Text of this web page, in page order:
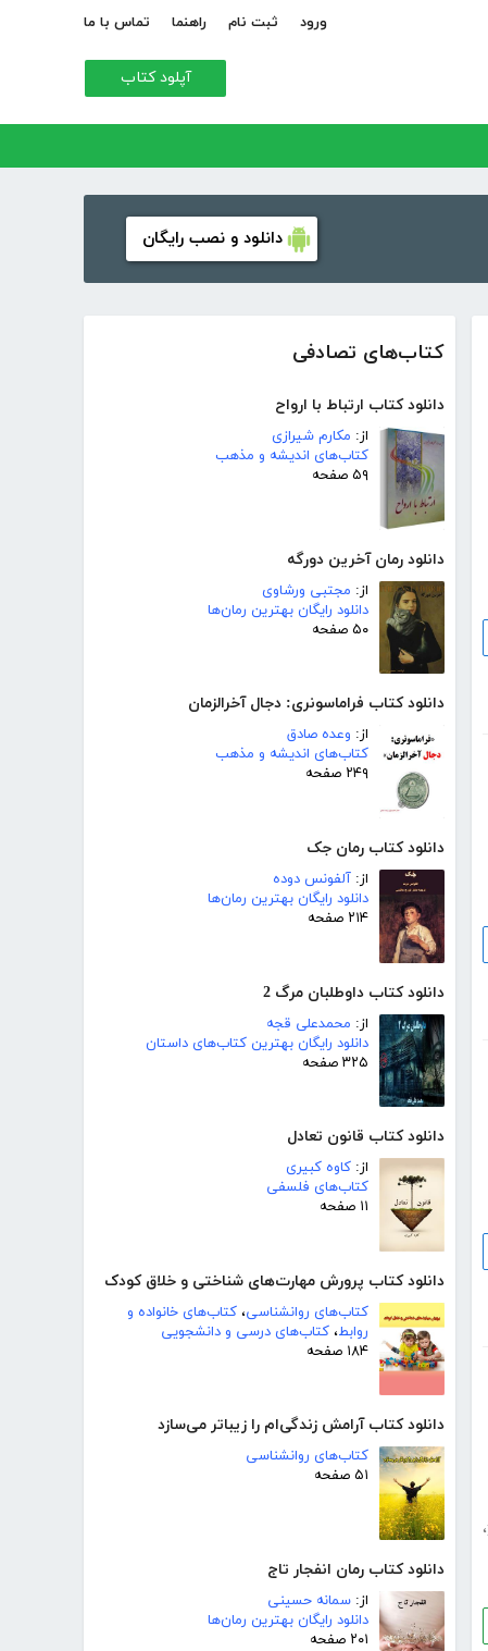
ورود ثبت نام راهنما تماس با ما
آپلود کتاب
دانلود و نصب رایگان
کتاب‌های تصادفی
دانلود کتاب ارتباط با ارواح
از: مکارم شیرازی
کتاب‌های اندیشه و مذهب
۵۹ صفحه
دانلود رمان آخرین دورگه
از: مجتبی ورشاوی
دانلود رایگان بهترین رمان‌ها
۵۰ صفحه
دانلود کتاب فراماسونری: دجال آخرالزمان
از: وعده صادق
کتاب‌های اندیشه و مذهب
۲۴۹ صفحه
دانلود کتاب رمان جک
از: آلفونس دوده
دانلود رایگان بهترین رمان‌ها
۲۱۴ صفحه
دانلود کتاب داوطلبان مرگ 2
از: محمدعلی قجه
دانلود رایگان بهترین کتاب‌های داستان
۳۲۵ صفحه
دانلود کتاب قانون تعادل
از: کاوه کبیری
کتاب‌های فلسفی
۱۱ صفحه
دانلود کتاب پرورش مهارت‌های شناختی و خلاق کودک
کتاب‌های روانشناسی، کتاب‌های خانواده و
روابط، کتاب‌های درسی و دانشجویی
۱۸۴ صفحه
دانلود کتاب آرامش زندگی‌ام را زیباتر می‌سازد
کتاب‌های روانشناسی
۵۱ صفحه
دانلود کتاب رمان انفجار تاج
از: سمانه حسینی
دانلود رایگان بهترین رمان‌ها
۲۰۱ صفحه
،